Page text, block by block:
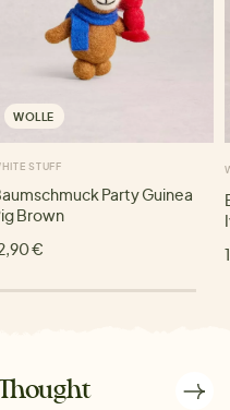
WOLLE
STUFF
Party Guinea
Brown
€